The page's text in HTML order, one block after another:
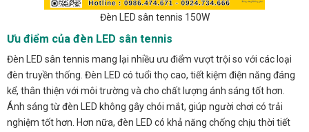
Đèn LED sân tennis 150W
Ưu điểm của đèn LED sân tennis
Đèn LED sân tennis mang lại nhiều ưu điểm vượt trội so với các loại
đèn truyền thống. Đèn LED có tuổi thọ cao, tiết kiệm điện năng đáng
kể, thân thiện với môi trường và cho chất lượng ánh sáng tốt hơn.
Ánh sáng từ đèn LED không gây chói mắt, giúp người chơi có trải
nghiệm tốt hơn. Hơn nữa, đèn LED có khả năng chống chịu thời tiết